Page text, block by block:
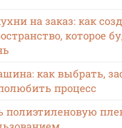
на заказ: как
которое
как выбрать,
процесс
полиэтиленовую